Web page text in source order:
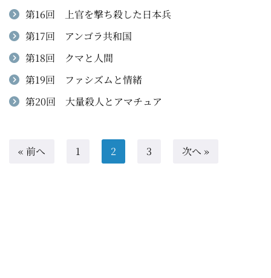
第16回 上官を撃ち殺した日本兵
第17回 アンゴラ共和国
第18回 クマと人間
第19回 ファシズムと情緒
第20回 大量殺人とアマチュア
« 前へ 1 2 3 次へ »